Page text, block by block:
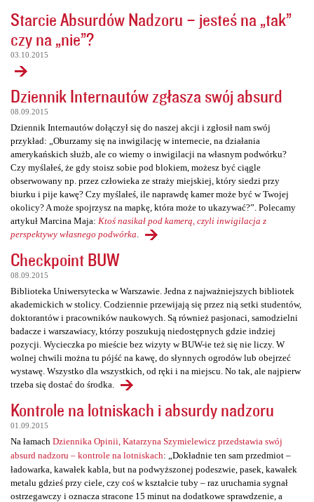
Starcie Absurdów Nadzoru – jesteś na „tak”
czy na „nie”?
03.10.2015
Dziennik Internautów zgłasza swój absurd
08.09.2015
Dziennik Internautów dołączył się do naszej akcji i zgłosił nam swój
przykład: „Oburzamy się na inwigilację w internecie, na działania
amerykańskich służb, ale co wiemy o inwigilacji na własnym podwórku?
Czy myślałeś, że gdy stoisz sobie pod blokiem, możesz być ciągle
obserwowany np. przez człowieka ze straży miejskiej, który siedzi przy
biurku i pije kawę? Czy myślałeś, ile naprawdę kamer może być w Twojej
okolicy? A może spojrzysz na mapkę, która może to ukazywać?”. Polecamy
artykuł Marcina Maja: Ktoś nasikał pod kamerą, czyli inwigilacja z
perspektywy własnego podwórka
Checkpoint BUW
08.09.2015
Biblioteka Uniwersytecka w Warszawie. Jedna z najważniejszych bibliotek
akademickich w stolicy. Codziennie przewijają się przez nią setki studentów,
doktorantów i pracowników naukowych. Są również pasjonaci, samodzielni
badacze i warszawiacy, którzy poszukują niedostępnych gdzie indziej
pozycji. Wycieczka po mieście bez wizyty w BUW-ie też się nie liczy. W
wolnej chwili można tu pójść na kawę, do słynnych ogrodów lub obejrzeć
wystawę. Wszystko dla wszystkich, od ręki i na miejscu. No tak, ale najpierw
trzeba się dostać do środka.
Kontrole na lotniskach i absurdy nadzoru
01.09.2015
Na łamach Dziennika Opinii, Katarzyna Szymielewicz przedstawia swój
absurd nadzoru – kontrole na lotniskach: „Dokładnie ten sam przedmiot –
ładowarka, kawałek kabla, but na podwyższonej podeszwie, pasek, kawałek
metalu gdzieś przy ciele, czy coś w kształcie tuby – raz uruchamia sygnał
ostrzegawczy i oznacza stracone 15 minut na dodatkowe sprawdzenie, a